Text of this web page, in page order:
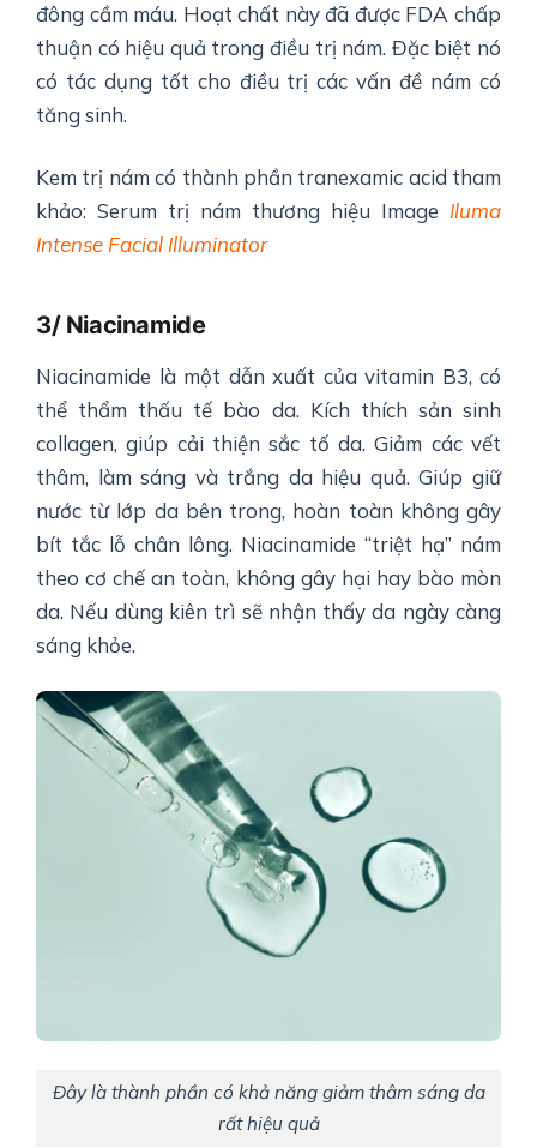
đông cầm máu. Hoạt chất này đã được FDA chấp
thuận có hiệu quả trong điều trị nám. Đặc biệt nó
có tác dụng tốt cho điều trị các vấn đề nám có
tăng sinh.
Kem trị nám có thành phần tranexamic acid tham
khảo: Serum trị nám thương hiệu Image Iluma
Intense Facial Illuminator
3/ Niacinamide
Niacinamide là một dẫn xuất của vitamin B3, có
thể thẩm thấu tế bào da. Kích thích sản sinh
collagen, giúp cải thiện sắc tố da. Giảm các vết
thâm, làm sáng và trắng da hiệu quả. Giúp giữ
nước từ lớp da bên trong, hoàn toàn không gây
bít tắc lỗ chân lông. Niacinamide “triệt hạ” nám
theo cơ chế an toàn, không gây hại hay bào mòn
da. Nếu dùng kiên trì sẽ nhận thấy da ngày càng
sáng khỏe.
Đây là thành phần có khả năng giảm thâm sáng da
rất hiệu quả